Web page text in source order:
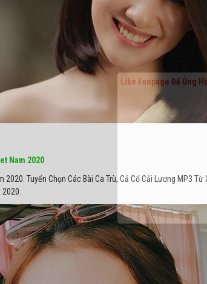
Nam 2020
Tuyển Chọn Các Bài Ca Trù, Cả Cổ Cải Lương MP3
Like Fanpage Để Ủng